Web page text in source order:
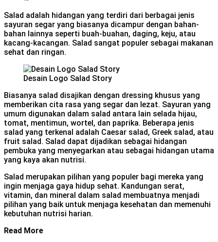
Salad adalah hidangan yang terdiri dari berbagai jenis
sayuran segar yang biasanya dicampur dengan bahan-
bahan lainnya seperti buah-buahan, daging, keju, atau
kacang-kacangan. Salad sangat populer sebagai makanan
sehat dan ringan.
Desain Logo Salad Story
Biasanya salad disajikan dengan dressing khusus yang
memberikan cita rasa yang segar dan lezat. Sayuran yang
umum digunakan dalam salad antara lain selada hijau,
tomat, mentimun, wortel, dan paprika. Beberapa jenis
salad yang terkenal adalah Caesar salad, Greek salad, atau
fruit salad. Salad dapat dijadikan sebagai hidangan
pembuka yang menyegarkan atau sebagai hidangan utama
yang kaya akan nutrisi.
Salad merupakan pilihan yang populer bagi mereka yang
ingin menjaga gaya hidup sehat. Kandungan serat,
vitamin, dan mineral dalam salad membuatnya menjadi
pilihan yang baik untuk menjaga kesehatan dan memenuhi
kebutuhan nutrisi harian.
Read More